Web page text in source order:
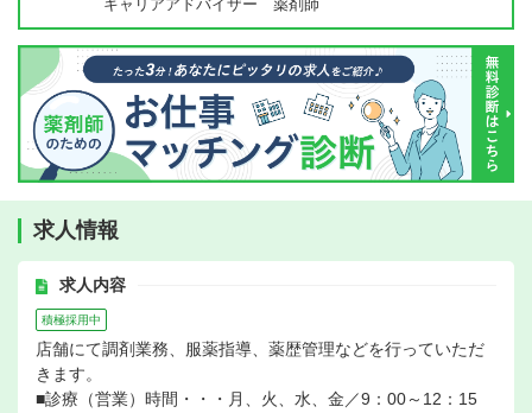
キャリアアドバイザー 薬剤師
求人情報
求人内容
積極採用中
店舗にて調剤業務、服薬指導、薬歴管理などを行っていただ
きます。
■診療（営業）時間・・・月、火、水、金／9：00～12：15